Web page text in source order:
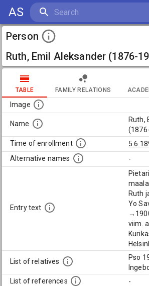
AS
Person
Ruth, Emil Aleksander (1876-
TABLE FAMILY RELATIONS
Image
Name
Ruth,
Time of enrollment
Alternative names
-
Entry text
Ruth
Yo
viim.
List of relatives
Pso
List of references
-